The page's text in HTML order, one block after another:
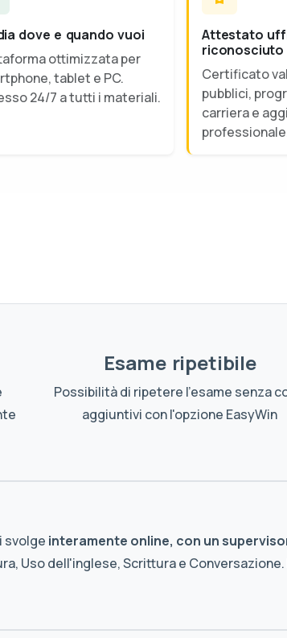
dove e quando vuoi
ottimizzata per
tablet e PC.
24/7 a tutti i materiali.
Attestato
riconosciuto
Certificato
pubblici,
carriera e
Esame ripetibile
Possibilità di ripetere l'esame senza
aggiuntivi con l'opzione EasyWin
svolge interamente online, con un
Uso dell'inglese, Scrittura e